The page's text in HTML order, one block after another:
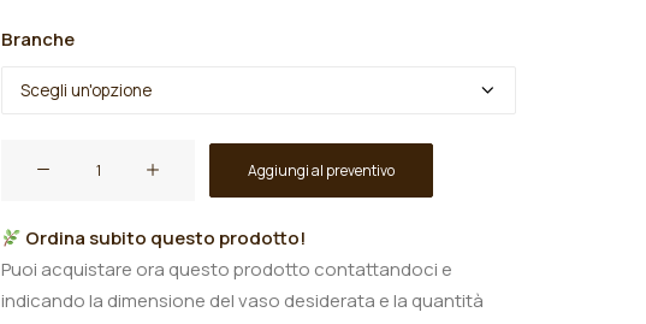
Branche
Lutea
"Nike"
quantità
Aggiungi al preventivo
Ordina subito questo prodotto!
Puoi acquistare ora questo prodotto contattandoci e
indicando la dimensione del vaso desiderata e la quantità